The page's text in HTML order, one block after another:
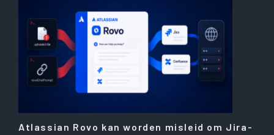
Atlassian Rovo kan worden misleid om Jira-